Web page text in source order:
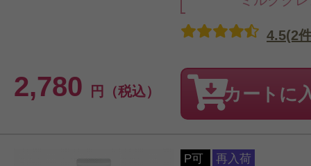
2,780 円（税込）
4.5(2
カートに
P可 再入荷